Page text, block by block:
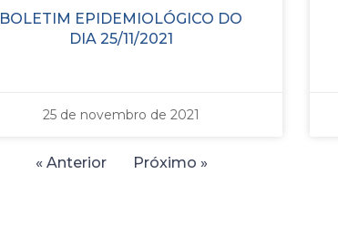
BOLETIM EPIDEMIOLÓGICO DO
DIA 25/11/2021
25 de novembro de 2021
« Anterior Próximo »